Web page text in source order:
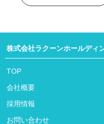
株式会社ラクーンホールディ
TOP
会社概要
採用情報
お問い合わせ